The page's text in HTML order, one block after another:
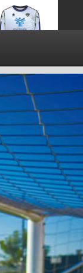
لوآنوی